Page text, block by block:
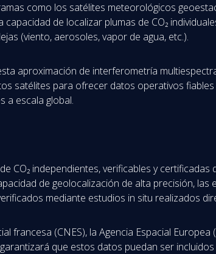
como los satélites meteorológicos
de localizar plumas de CO₂
(viento, aerosoles, vapor de agua, etc.).
aproximación de interferometría
satélites para ofrecer datos operativos
a escala global.
CO₂ independientes, verificables y
de geolocalización de alta precisión,
mediante estudios in situ realizados
francesa (CNES), la Agencia Espacial Europea
que estos datos puedan ser